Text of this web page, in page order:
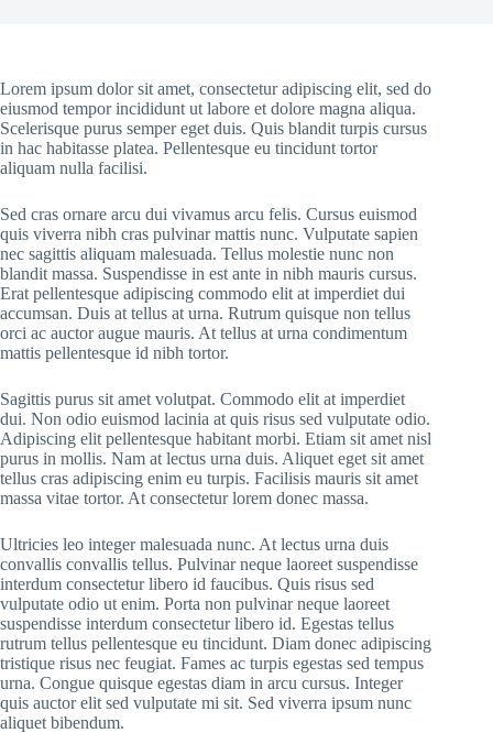
Lorem ipsum dolor sit amet, consectetur adipiscing elit, sed do
eiusmod tempor incididunt ut labore et dolore magna aliqua.
Scelerisque purus semper eget duis. Quis blandit turpis cursus
in hac habitasse platea. Pellentesque eu tincidunt tortor
aliquam nulla facilisi.
Sed cras ornare arcu dui vivamus arcu felis. Cursus euismod
quis viverra nibh cras pulvinar mattis nunc. Vulputate sapien
nec sagittis aliquam malesuada. Tellus molestie nunc non
blandit massa. Suspendisse in est ante in nibh mauris cursus.
Erat pellentesque adipiscing commodo elit at imperdiet dui
accumsan. Duis at tellus at urna. Rutrum quisque non tellus
orci ac auctor augue mauris. At tellus at urna condimentum
mattis pellentesque id nibh tortor.
Sagittis purus sit amet volutpat. Commodo elit at imperdiet
dui. Non odio euismod lacinia at quis risus sed vulputate odio.
Adipiscing elit pellentesque habitant morbi. Etiam sit amet nisl
purus in mollis. Nam at lectus urna duis. Aliquet eget sit amet
tellus cras adipiscing enim eu turpis. Facilisis mauris sit amet
massa vitae tortor. At consectetur lorem donec massa.
Ultricies leo integer malesuada nunc. At lectus urna duis
convallis convallis tellus. Pulvinar neque laoreet suspendisse
interdum consectetur libero id faucibus. Quis risus sed
vulputate odio ut enim. Porta non pulvinar neque laoreet
suspendisse interdum consectetur libero id. Egestas tellus
rutrum tellus pellentesque eu tincidunt. Diam donec adipiscing
tristique risus nec feugiat. Fames ac turpis egestas sed tempus
urna. Congue quisque egestas diam in arcu cursus. Integer
quis auctor elit sed vulputate mi sit. Sed viverra ipsum nunc
aliquet bibendum.